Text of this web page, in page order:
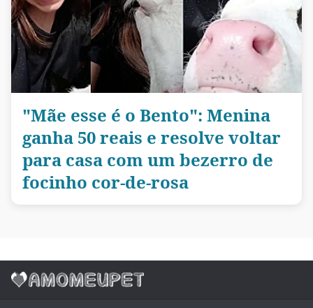
"Mãe esse é o Bento": Menina
ganha 50 reais e resolve voltar
para casa com um bezerro de
focinho cor-de-rosa